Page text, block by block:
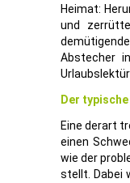
Heimat:
und
Abstecher
Der
Eine derart
einen
wie der
stellt. Dabei